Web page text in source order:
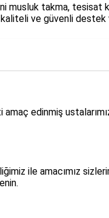
musluk takma,
ve güvenli destek
edinmiş
ile amacımız